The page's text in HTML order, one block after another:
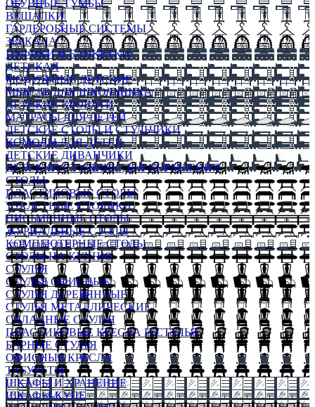
ОБУВНЫЕ ТУМБЫ
ВЕШАЛКИ
ГАРДЕРОБНЫЕ СИСТЕМЫ
ЗЕРКАЛА
ПУФИКИ И БАНКЕТКИ
ДЕТСКАЯ
МОДУЛЬНЫЕ ДЕТСКИЕ
МЕБЕЛЬ ДЛЯ ШКОЛЬНИКА
ДЕТСКИЕ КРОВАТИ
МАТРАСЫ ДЛЯ ДЕТЕЙ
ДЕТСКИЕ СТОЛЫ И СТУЛЬЧИКИ
КОМОДЫ ДЛЯ ДЕТЕЙ
ДЕТСКИЕ ДИВАНЧИКИ
ДЕТСКИЙ СТУЛЬЧИК ДЛЯ КОРМЛЕНИЯ
СТОЛЫ
ПЛАСТИКОВЫЕ СТОЛЫ
ТУАЛЕТНЫЕ СТОЛИКИ
ПИСЬМЕННЫЕ СТОЛЫ
ЖУРНАЛЬНЫЕ СТОЛЫ
КОМПЬЮТЕРНЫЕ СТОЛЫ
СТОЛЫ НА КУХНЮ
СТУЛЬЯ
СТУЛЬЯ ОФИСНЫЕ
СТУЛЬЯ ДЕРЕВЯННЫЕ
СТУЛЬЯ МЕТАЛЛИЧЕСКИЕ
СКЛАДНЫЕ СТУЛЬЯ
ПЛАСТИКОВЫЕ КРЕСЛА И СТУЛЬЯ
БАРНЫЕ СТУЛЬЯ
ОФИСНЫЕ КРЕСЛА
ТАБУРЕТЫ
ШКАФЫ И ХРАНЕНИЕ
ШКАФЫ-КУПЕ